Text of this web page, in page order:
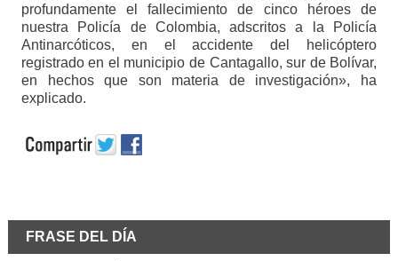
profundamente el fallecimiento de cinco héroes de
nuestra Policía de Colombia, adscritos a la Policía
Antinarcóticos, en el accidente del helicóptero
registrado en el municipio de Cantagallo, sur de Bolívar,
en hechos que son materia de investigación», ha
explicado.
FRASE DEL DÍA